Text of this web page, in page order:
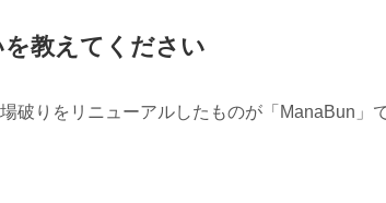
教えてください
破りをリニューアルしたものが「ManaBun」